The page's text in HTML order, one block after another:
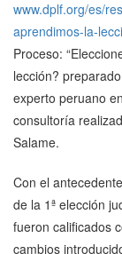
www.dplf.org/es/
aprendimos-la-
Proceso:
lección?
experto peruano
consultoría
Salame.
Con el
de la 1ª elección
fueron calificados
cambios